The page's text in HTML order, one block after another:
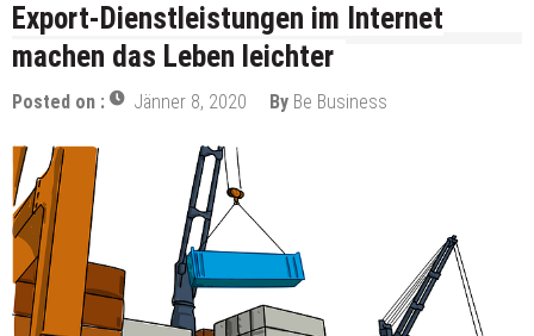
den Anfang
Elektroautos: Die Revolution auf Rädern
Welches Glas für mein Rolltor?
Effizienzsteigerung durch Hubtische
Alles im Blick: Tipps, wie Sie Ihr Lager in Ordnung
halten
Was verdient man als Reinigungskraft?
Export-Dienstleistungen im Internet
machen das Leben leichter
Posted on : Jänner 8, 2020 By Be Business